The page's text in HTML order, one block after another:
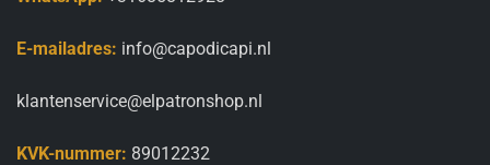
E-mailadres: info@capodicapi.nl
klantenservice@elpatronshop.nl
KVK-nummer: 89012232